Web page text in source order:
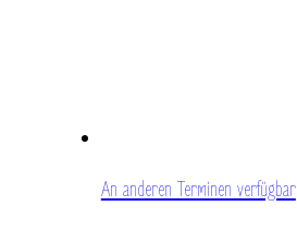
An anderen Terminen verfügbar